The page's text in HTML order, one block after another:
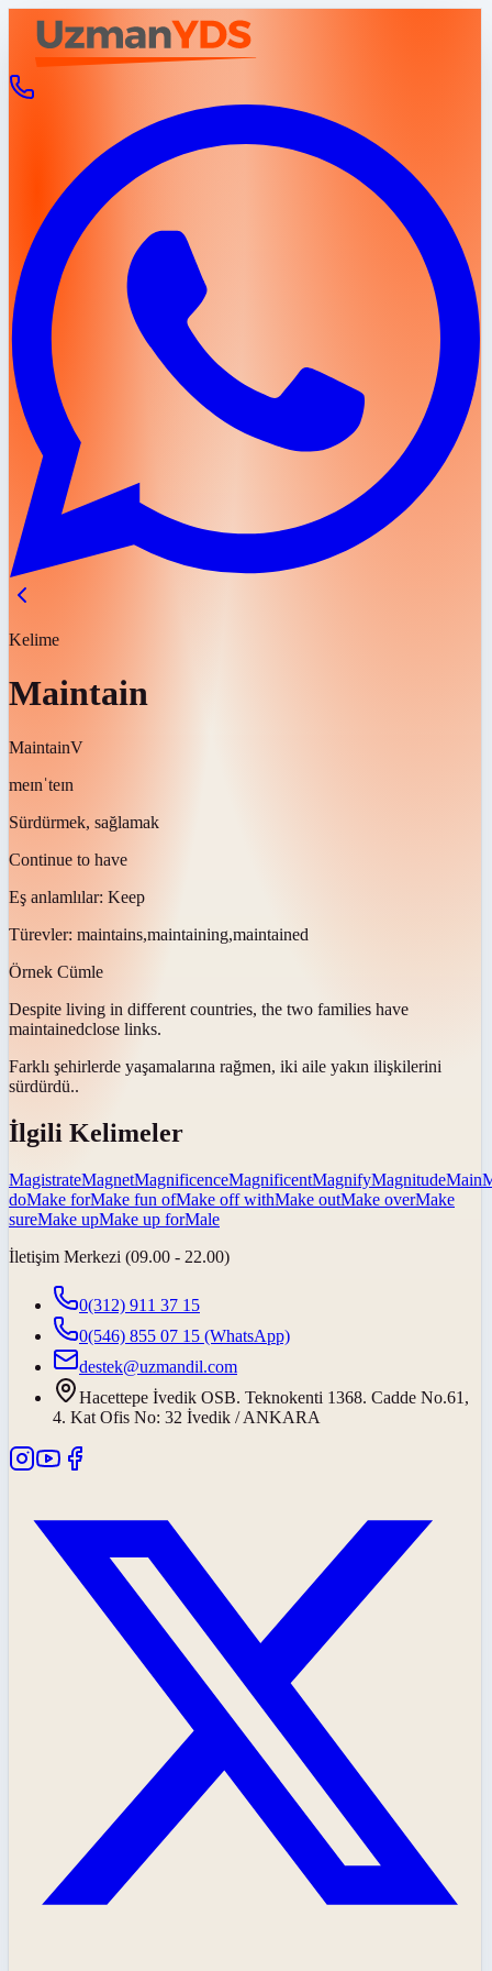
Kelime
Maintain
MaintainV
meɪnˈteɪn
Sürdürmek, sağlamak
Continue to have
Eş anlamlılar: Keep
Türevler: maintains,maintaining,maintained
Örnek Cümle
Despite living in different countries, the two families have
maintainedclose links.
Farklı şehirlerde yaşamalarına rağmen, iki aile yakın ilişkilerini
sürdürdü..
İlgili Kelimeler
MagistrateMagnetMagnificenceMagnificentMagnifyMagnitudeMain
doMake forMake fun ofMake off withMake outMake overMake
sureMake upMake up forMale
İletişim Merkezi (09.00 - 22.00)
0(312) 911 37 15
0(546) 855 07 15 (WhatsApp)
destek@uzmandil.com
Hacettepe İvedik OSB. Teknokenti 1368. Cadde No.61,
4. Kat Ofis No: 32 İvedik / ANKARA